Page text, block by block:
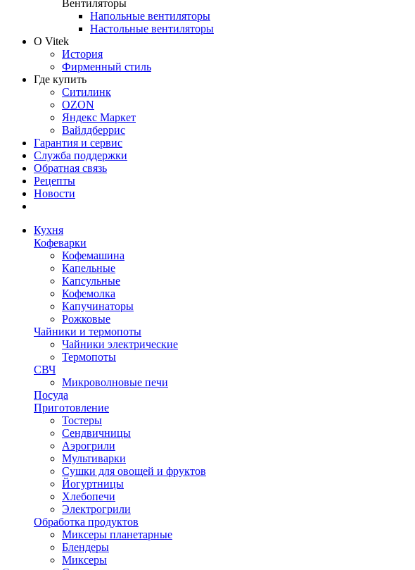
Вентиляторы
Напольные вентиляторы
Настольные вентиляторы
О Vitek
История
Фирменный стиль
Где купить
Ситилинк
OZON
Яндекс Маркет
Вайлдберрис
Гарантия и сервис
Служба поддержки
Обратная связь
Рецепты
Новости
Кухня
Кофеварки
Кофемашина
Капельные
Капсульные
Кофемолка
Капучинаторы
Рожковые
Чайники и термопоты
Чайники электрические
Термопоты
СВЧ
Микроволновые печи
Посуда
Приготовление
Тостеры
Сендвичницы
Аэрогрили
Мультиварки
Сушки для овощей и фруктов
Йогуртницы
Хлебопечи
Электрогрили
Обработка продуктов
Миксеры планетарные
Блендеры
Миксеры